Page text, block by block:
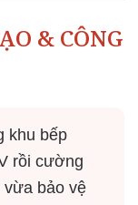
& CÔNG
khu bếp
rồi cường
bảo vệ